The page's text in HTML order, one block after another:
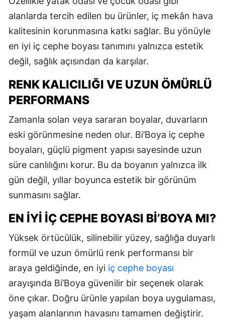
alanlarda tercih edilen bu ürünler, iç mekân hava
kalitesinin korunmasına katkı sağlar. Bu yönüyle
en iyi iç cephe boyası tanımını yalnızca estetik
değil, sağlık açısından da karşılar.
RENK KALICILIĞI VE UZUN ÖMÜRLÜ
PERFORMANS
Zamanla solan veya sararan boyalar, duvarların
eski görünmesine neden olur. Bi’Boya iç cephe
boyaları, güçlü pigment yapısı sayesinde uzun
süre canlılığını korur. Bu da boyanın yalnızca ilk
gün değil, yıllar boyunca estetik bir görünüm
sunmasını sağlar.
EN İYI İÇ CEPHE BOYASI BI’BOYA MI?
Yüksek örtücülük, silinebilir yüzey, sağlığa duyarlı
formül ve uzun ömürlü renk performansı bir
araya geldiğinde, en iyi iç cephe boyası
arayışında Bi’Boya güvenilir bir seçenek olarak
öne çıkar. Doğru ürünle yapılan boya uygulaması,
yaşam alanlarının havasını tamamen değiştirir.